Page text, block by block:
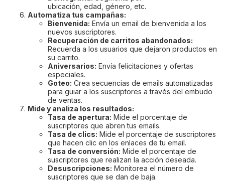
ubicación, edad, género, etc.
Automatiza tus campañas:
Bienvenida: Envía un email de bienvenida a los
nuevos suscriptores.
Recuperación de carritos abandonados:
Recuerda a los usuarios que dejaron productos en
su carrito.
Aniversarios: Envía felicitaciones y ofertas
especiales.
Goteo: Crea secuencias de emails automatizadas
para guiar a los suscriptores a través del embudo
de ventas.
Mide y analiza los resultados:
Tasa de apertura: Mide el porcentaje de
suscriptores que abren tus emails.
Tasa de clics: Mide el porcentaje de suscriptores
que hacen clic en los enlaces de tu email.
Tasa de conversión: Mide el porcentaje de
suscriptores que realizan la acción deseada.
Desuscripciones: Monitorea el número de
suscriptores que se dan de baja.